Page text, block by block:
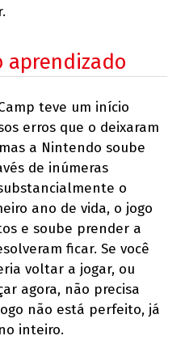
aprendizado
teve um início
erros que o deixaram
a Nintendo soube
de inúmeras
o
ano de vida, o jogo
e soube prender a
ficar. Se você
voltar a jogar, ou
agora, não precisa
não está perfeito, já
inteiro.